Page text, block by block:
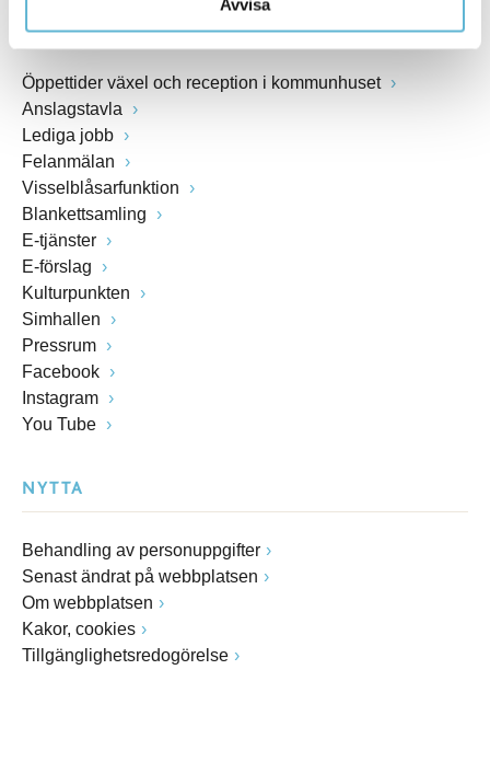
Avvisa
Öppettider växel och reception i kommunhuset
Anslagstavla
Lediga jobb
Felanmälan
Visselblåsarfunktion
Blankettsamling
E-tjänster
E-förslag
Kulturpunkten
Simhallen
Pressrum
Facebook
Instagram
You Tube
NYTTA
Behandling av personuppgifter
Senast ändrat på webbplatsen
Om webbplatsen
Kakor, cookies
Tillgänglighetsredogörelse